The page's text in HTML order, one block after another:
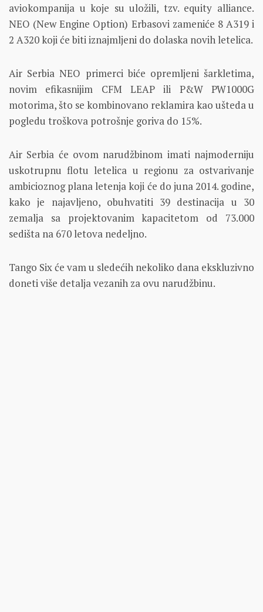
aviokompanija u koje su uložili, tzv. equity alliance.
NEO (New Engine Option) Erbasovi zameniće 8 A319 i
2 A320 koji će biti iznajmljeni do dolaska novih letelica.
Air Serbia NEO primerci biće opremljeni šarkletima,
novim efikasnijim CFM LEAP ili P&W PW1000G
motorima, što se kombinovano reklamira kao ušteda u
pogledu troškova potrošnje goriva do 15%.
Air Serbia će ovom narudžbinom imati najmoderniju
uskotrupnu flotu letelica u regionu za ostvarivanje
ambicioznog plana letenja koji će do juna 2014. godine,
kako je najavljeno, obuhvatiti 39 destinacija u 30
zemalja sa projektovanim kapacitetom od 73.000
sedišta na 670 letova nedeljno.
Tango Six će vam u sledećih nekoliko dana ekskluzivno
doneti više detalja vezanih za ovu narudžbinu.